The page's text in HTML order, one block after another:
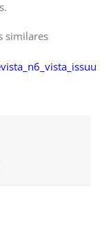
similares